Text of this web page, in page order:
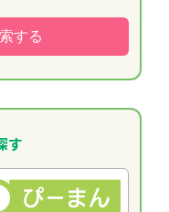
する
す